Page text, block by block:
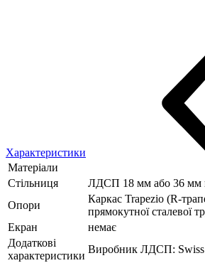
Характеристики
Матеріали
Стільниця
ЛДСП 18 мм або 36 мм
Опори
Каркас Trapezio (R-
прямокутної сталевої
Екран
немає
Додаткові
характеристики
Виробник ЛДСП: Swiss